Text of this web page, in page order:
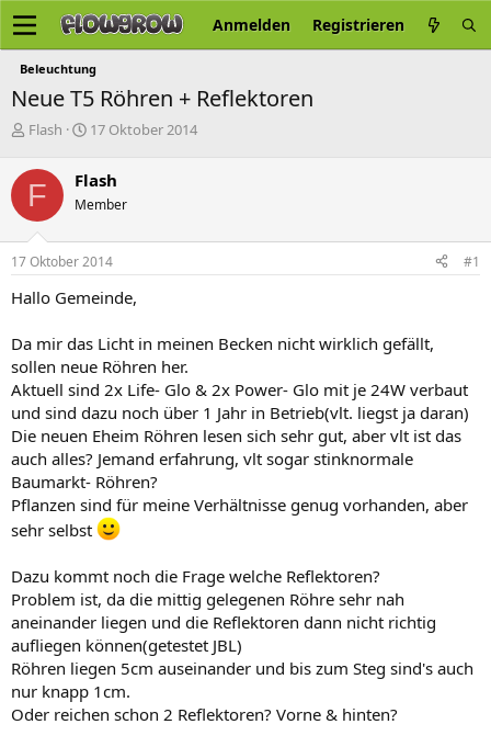
Anmelden Registrieren
Beleuchtung
Neue T5 Röhren + Reflektoren
E
s
t
e
l
l
e
Flash
E
t
e
l
t
m
17 Oktober 2014
F Flash
Member
17 Oktober 2014 #1
Hallo Gemeinde,
Da mir das Licht in meinen Becken nicht wirklich gefällt,
sollen neue Röhren her.
Aktuell sind 2x Life- Glo & 2x Power- Glo mit je 24W verbaut
und sind dazu noch über 1 Jahr in Betrieb(vlt. liegst ja daran)
Die neuen Eheim Röhren lesen sich sehr gut, aber vlt ist das
auch alles? Jemand erfahrung, vlt sogar stinknormale
Baumarkt- Röhren?
Pflanzen sind für meine Verhältnisse genug vorhanden, aber
sehr selbst
Dazu kommt noch die Frage welche Reflektoren?
Problem ist, da die mittig gelegenen Röhre sehr nah
aneinander liegen und die Reflektoren dann nicht richtig
aufliegen können(getestet JBL)
Röhren liegen 5cm auseinander und bis zum Steg sind's auch
nur knapp 1cm.
Oder reichen schon 2 Reflektoren? Vorne & hinten?